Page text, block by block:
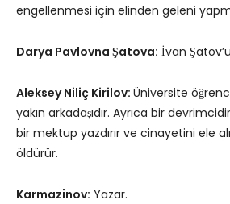
engellenmesi için elinden geleni
Darya Pavlovna Şatova: İvan
Aleksey Niliç Kirilov: Üniversite
yakın arkadaşıdır. Ayrıca bir
bir mektup yazdırır ve cinayetini ele
öldürür.
Karmazinov: Yazar.